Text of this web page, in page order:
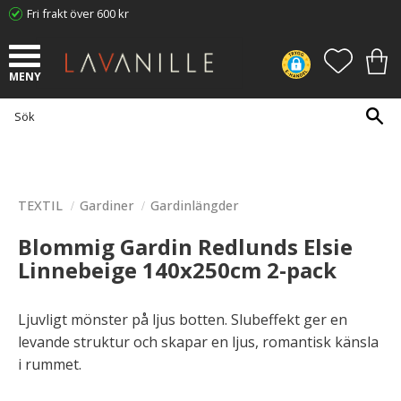
Fri frakt över 600 kr
TEXTIL Gardiner Gardinlängder
Blommig Gardin Redlunds Elsie
Linnebeige 140x250cm 2-pack
Ljuvligt mönster på ljus botten. Slubeffekt ger en
levande struktur och skapar en ljus, romantisk känsla
i rummet.